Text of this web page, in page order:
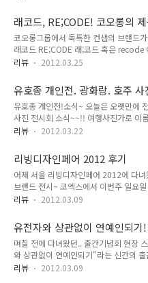
이다. 이 역시 a57로 촬영되었다고 한다
그리고.. +_+ 못하는게 뭔가요! 하정우
일부터 대치동에서 열린다. 꼭 가봐야지
그간 웹에서는 보았지만, 아직 실제로
다. 아래는 지난 3월에 열렸던 개인전 도
품들! 부럽다...!! 하정우 기획초대전 기
1009-5 구상빌딩 1층) 배우 하정우의..
래코드, RE;CODE! 코오롱의
리디자인브랜드 런칭소식, 이
코오롱그룹에서 독특한 컨샙의 브랜드
래코드 RE;CODE 래;코드 혹은 recode
랜드, 리폼브랜드, 리디자인브랜드 이기
드 관리를 위해 소각된다고 한다. 이 때
간 약 40억원에 달한다고.. 그런데 이 재
그 소재들을 리디자인하여~ 탄생시킨
까운 좋은 재료들을 재활용하여 좋게 승
다. 이번 래코드 제품들은 3년간의 재고
고 하여 큰 기대를 하지는 않았는데, 정
패셔너블..
리뷰 2012.03.25
유호종 개인전. 광화랑. 호주
nothing like Australia> 전시
유호종 개인전!소식~ 오늘은 오랫만에
사진 전시회 소식~~!! 여행사진가로 이
인전.. 작가 소개는 글 하단에 있습니다
시부터 pm9시까지 해요. 단, 전시 마지
시까지입니다. 장소는 가기 편한 광화랑
화문 역에 있어요. 감각적인 색채의 그
으시면 가보시도록..^^ 전시장 스케치
넓직해요. 사진에는 다 안 담겨있지만..ㅎ
이번에 전시 된 신작 중에 마음에 드는
액자..
리뷰 2012.03.22
리빙디자인페어 2012 후기
어제 서울 리빙디자인페어 2012에 다녀
브랜드 전시~ 코엑스에서 이번주 일요
관심있는 분들은 가보시길..^^ 저는 워낙
니다! 주말을 피해서 ㅎㅎ 목요일 오후에
공식 홈페이지
http://www.livingdesignfair.co.kr/
페어 코엑스 홀 A 3/7~3/11
가 관심있게 살펴본 제품들입니다..^^ 2
리뷰 2012.03.09
유전자와 상관없이 연예인되기
~ B&A 한규리 원장 저 (비포앤
며칠 전에 다녀왔던.. 출간기념회 현장
와 상관없이 연예인되기"라는 신간의
담동의 유명 에스테틱 클리닉인 "B&A(
리뷰 2012.03.09